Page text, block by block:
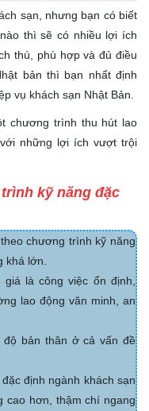
sạn, nhưng bạn có biết
thì sẽ có nhiều lợi ích
thú, phù hợp và đủ điều
bản thì bạn nhất định
vụ khách sạn Nhật Bản.
chương trình thu hút lao
những lợi ích vượt trội
kỹ năng đặc
chương trình kỹ năng
khá lớn.
là công việc ổn định,
lao động văn minh, an
bản thân ở cả vấn đề
định ngành khách sạn
cao hơn, thậm chí ngang